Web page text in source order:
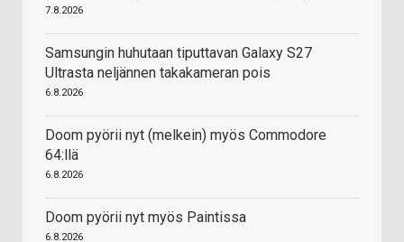
7.8.2026
Samsungin huhutaan tiputtavan Galaxy S27
Ultrasta neljännen takakameran pois
6.8.2026
Doom pyörii nyt (melkein) myös Commodore
64:llä
6.8.2026
Doom pyörii nyt myös Paintissa
6.8.2026